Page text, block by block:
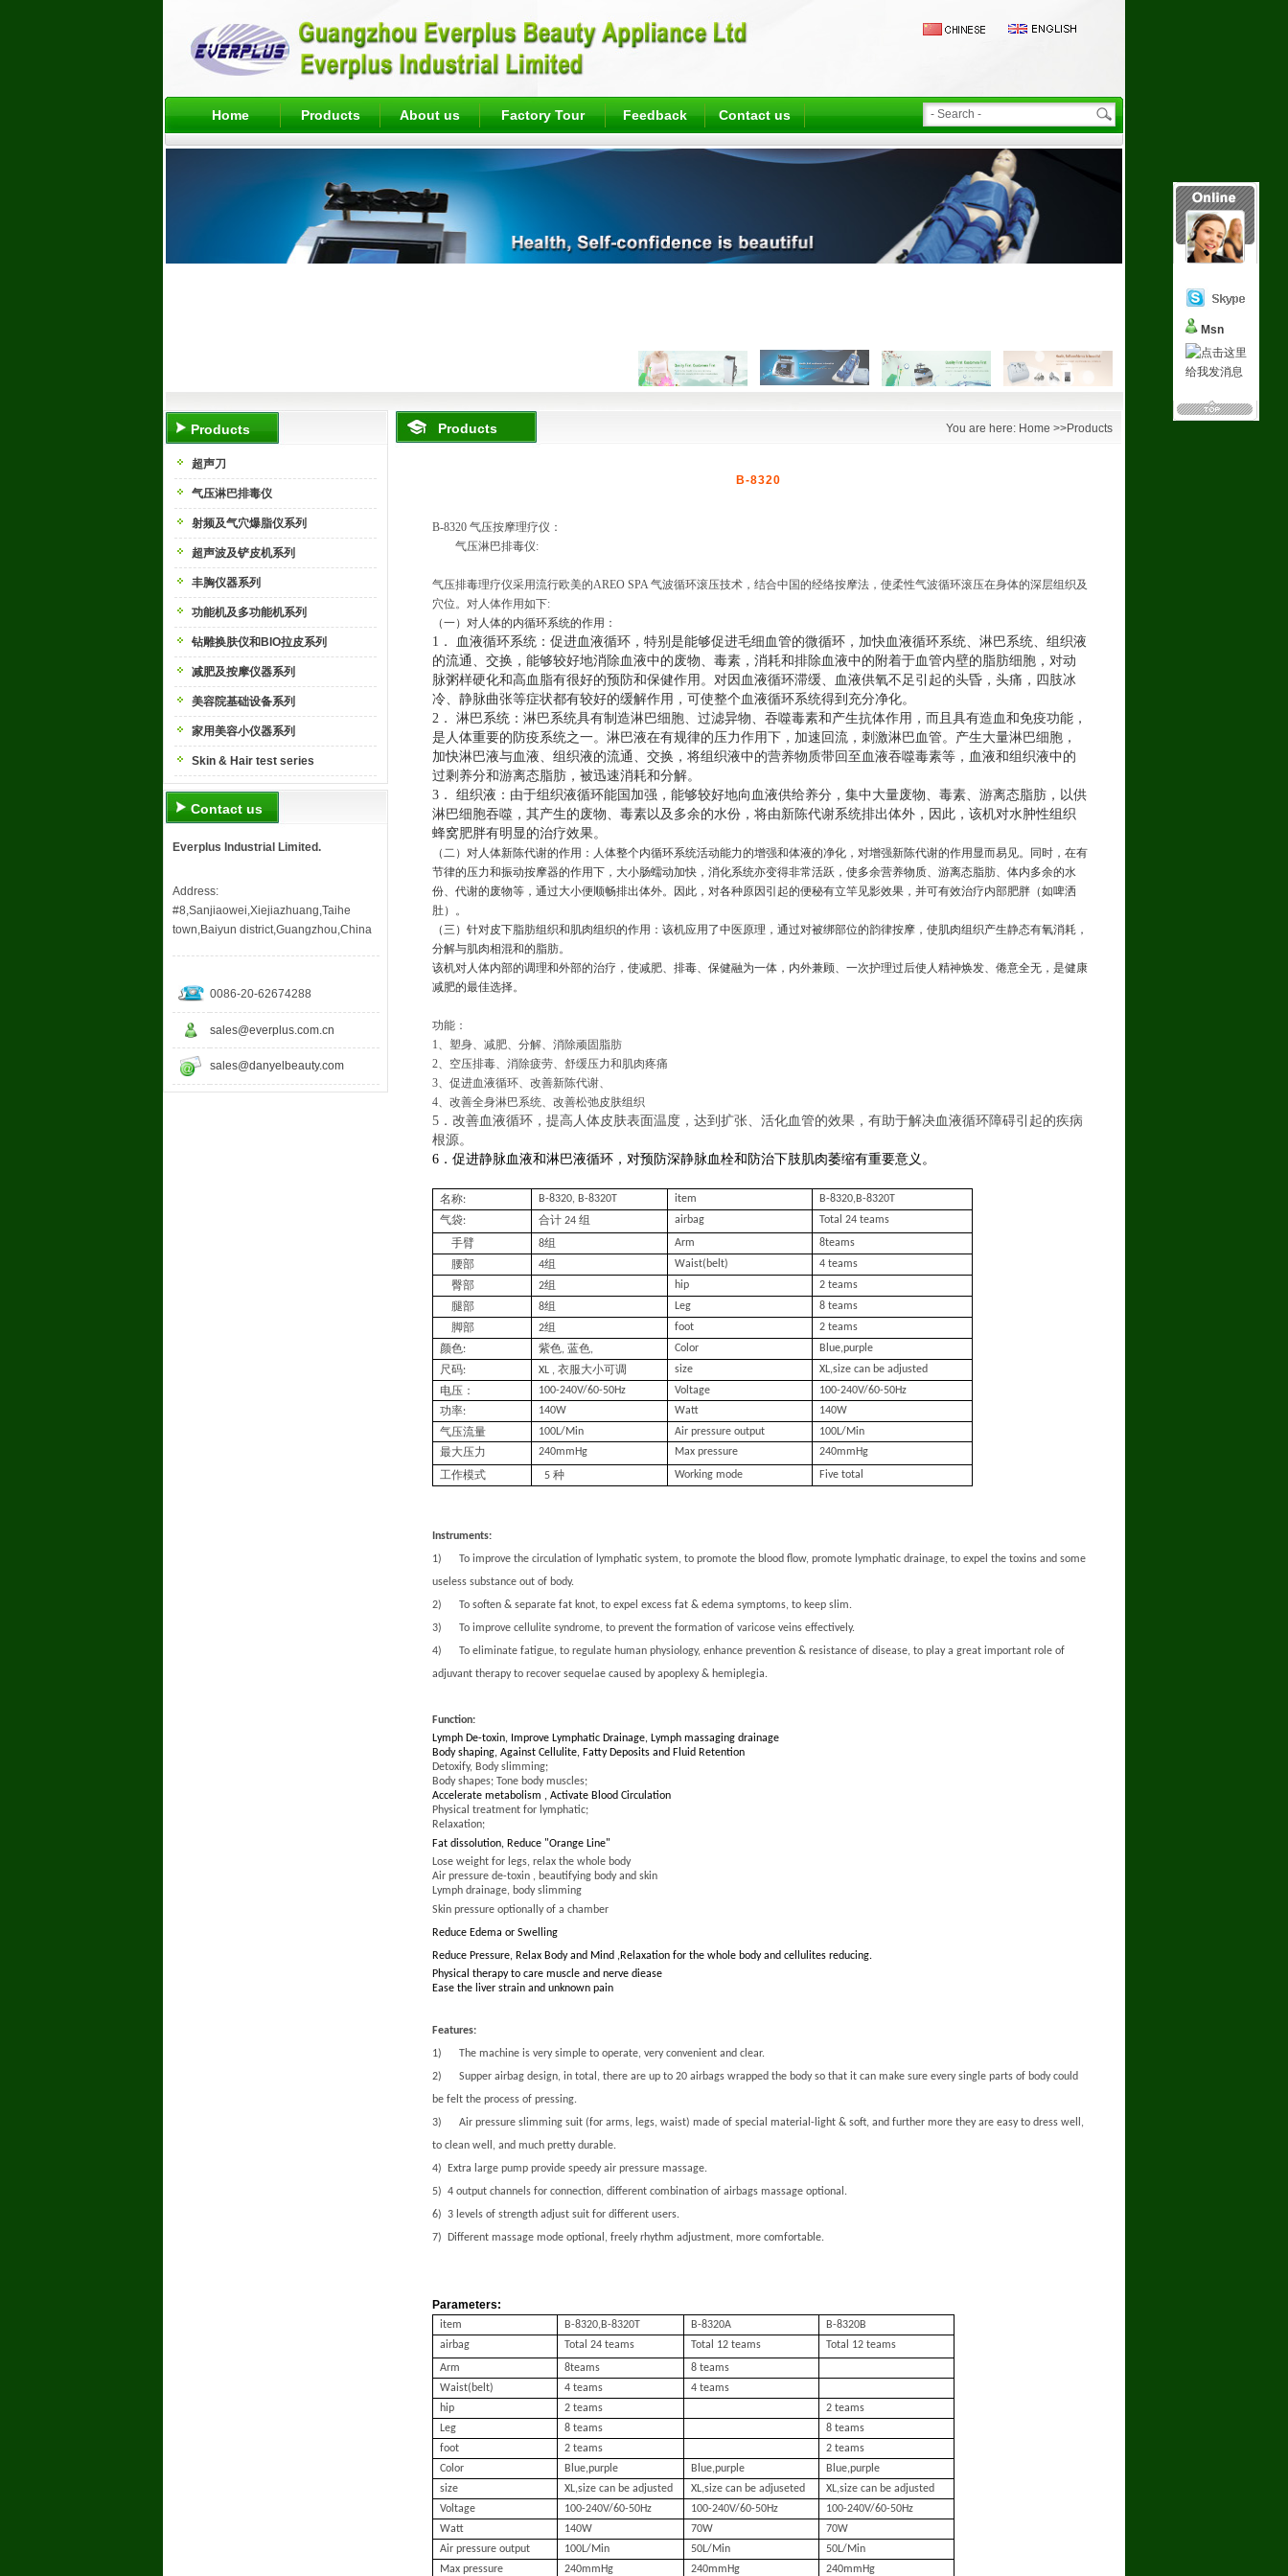
Home Products About us Factory Tour Feedback Contact us
Products
超声刀
气压淋巴排毒仪
射频及气穴爆脂仪系列
超声波及铲皮机系列
丰胸仪器系列
功能机及多功能机系列
钻雕换肤仪和BIO拉皮系列
减肥及按摩仪器系列
美容院基础设备系列
家用美容小仪器系列
Skin & Hair test series
Contact us
Everplus Industrial Limited.
Address:
#8,Sanjiaowei,Xiejiazhuang,Taihe
town,Baiyun district,Guangzhou,China
0086-20-62674288
sales@everplus.com.cn
sales@danyelbeauty.com
Products You are here: Home >>Products
B-8320
B-8320 气压按摩理疗仪：
气压淋巴排毒仪:
气压排毒理疗仪采用流行欧美的AREO SPA气波循环滚压技术，结合中国的经络按摩法，使柔性气波循环滚压在身体的深层组织及
穴位。对人体作用如下:
（一）对人体的内循环系统的作用：
1 ． 血液循环系统：促进血液循环，特别是能够促进毛细血管的微循环，加快血液循环系统、淋巴系统、组织液
的流通、交换，能够较好地消除血液中的废物、毒素，消耗和排除血液中的附着于血管内壁的脂肪细胞，对动
脉粥样硬化和高血脂有很好的预防和保健作用。对因血液循环滞缓、血液供氧不足引起的头昏，头痛，四肢冰
冷、静脉曲张等症状都有较好的缓解作用，可使整个血液循环系统得到充分净化。
2 ． 淋巴系统：淋巴系统具有制造淋巴细胞、过滤异物、吞噬毒素和产生抗体作用，而且具有造血和免疫功能，
是人体重要的防疫系统之一。淋巴液在有规律的压力作用下，加速回流，刺激淋巴血管。产生大量淋巴细胞，
加快淋巴液与血液、组织液的流通、交换，将组织液中的营养物质带回至血液吞噬毒素等，血液和组织液中的
过剩养分和游离态脂肪，被迅速消耗和分解。
3 ． 组织液：由于组织液循环能国加强，能够较好地向血液供给养分，集中大量废物、毒素、游离态脂肪，以供
淋巴细胞吞噬，其产生的废物、毒素以及多余的水份，将由新陈代谢系统排出体外，因此，该机对水肿性组织
蜂窝肥胖有明显的治疗效果。
（二）对人体新陈代谢的作用：人体整个内循环系统活动能力的增强和体液的净化，对增强新陈代谢的作用显而易见。同时，在有
节律的压力和振动按摩器的作用下，大小肠蠕动加快，消化系统亦变得非常活跃，使多余营养物质、游离态脂肪、体内多余的水
份、代谢的废物等，通过大小便顺畅排出体外。因此，对各种原因引起的便秘有立竿见影效果，并可有效治疗内部肥胖（如啤洒
肚）。
（三）针对皮下脂肪组织和肌肉组织的作用：该机应用了中医原理，通过对被绑部位的韵律按摩，使肌肉组织产生静态有氧消耗，
分解与肌肉相混和的脂肪。
该机对人体内部的调理和外部的治疗，使减肥、排毒、保健融为一体，内外兼顾、一次护理过后使人精神焕发、倦意全无，是健康
减肥的最佳选择。
功能：
1、塑身、减肥、分解、消除顽固脂肪
2、空压排毒、消除疲劳、舒缓压力和肌肉疼痛
3、促进血液循环、改善新陈代谢、
4、改善全身淋巴系统、改善松弛皮肤组织
5 ．改善血液循环，提高人体皮肤表面温度，达到扩张、活化血管的效果，有助于解决血液循环障碍引起的疾病
根源。
6 ．促进静脉血液和淋巴液循环，对预防深静脉血栓和防治下肢肌肉萎缩有重要意义。
名称: B-8320, B-8320T item B-8320,B-8320T
气袋: 合计 24组 airbag Total 24 teams
手臂 8组 Arm 8teams
腰部 4组 Waist(belt) 4 teams
臀部 2组 hip 2 teams
腿部 8组 Leg 8 teams
脚部 2组 foot 2 teams
颜色: 紫色, 蓝色, Color Blue,purple
尺码: XL ,衣服大小可调 size XL,size can be adjusted
电压： 100-240V/60-50Hz Voltage 100-240V/60-50Hz
功率: 140W Watt 140W
气压流量 100L/Min Air pressure output 100L/Min
最大压力 240mmHg Max pressure 240mmHg
工作模式 5种 Working mode Five total
Instruments:
1)
To improve the circulation of lymphatic system, to promote the blood flow, promote lymphatic drainage, to expel the toxins and some
useless substance out of body.
2)
To soften & separate fat knot, to expel excess fat & edema symptoms, to keep slim.
3)
To improve cellulite syndrome, to prevent the formation of varicose veins effectively.
4)
To eliminate fatigue, to regulate human physiology, enhance prevention & resistance of disease, to play a great important role of
adjuvant therapy to recover sequelae caused by apoplexy & hemiplegia.
Function:
Lymph De-toxin, Improve Lymphatic Drainage, Lymph massaging drainage
Body shaping, Against Cellulite, Fatty Deposits and Fluid Retention
Detoxify, Body slimming;
Body shapes; Tone body muscles;
Accelerate metabolism , Activate Blood Circulation
Physical treatment for lymphatic;
Relaxation;
Fat dissolution, Reduce "Orange Line"
Lose weight for legs, relax the whole body
Air pressure de-toxin , beautifying body and skin
Lymph drainage, body slimming
Skin pressure optionally of a chamber
Reduce Edema or Swelling
Reduce Pressure, Relax Body and Mind ,Relaxation for the whole body and cellulites reducing.
Physical therapy to care muscle and nerve diease
Ease the liver strain and unknown pain
Features:
1)
The machine is very simple to operate, very convenient and clear.
2)
Supper airbag design, in total, there are up to 20 airbags wrapped the body so that it can make sure every single parts of body could
be felt the process of pressing.
3)
Air pressure slimming suit (for arms, legs, waist) made of special material-light & soft, and further more they are easy to dress well,
to clean well, and much pretty durable.
4)
Extra large pump provide speedy air pressure massage.
5) 4 output channels for connection, different combination of airbags massage optional.
6) 3 levels of strength adjust suit for different users.
7)
Different massage mode optional, freely rhythm adjustment, more comfortable.
Parameters:
item B-8320,B-8320T B-8320A
B-8320B
airbag
Total 24 teams Total 12 teams
Total 12 teams
Arm
8teams
8 teams
Waist(belt)
4 teams
4 teams
hip
2 teams
2 teams
Leg
8 teams
8 teams
foot
2 teams
2 teams
Color
Blue,purple Blue,purple
Blue,purple
size
XL,size can be adjusted XL,size can be adjuseted
XL,size can be adjusted
Voltage
100-240V/60-50Hz 100-240V/60-50Hz
100-240V/60-50Hz
Watt
140W 70W
70W
Air pressure output
100L/Min 50L/Min
50L/Min
Max pressure
240mmHg 240mmHg 240mmHg
Msn